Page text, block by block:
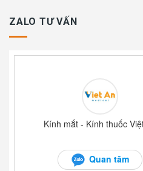
ZALO TƯ VẤN